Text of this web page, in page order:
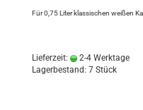
Für 0,75 Liter klassischen weißen
Lieferzeit:
2-4 Werktage
Lagerbestand: 7 Stück